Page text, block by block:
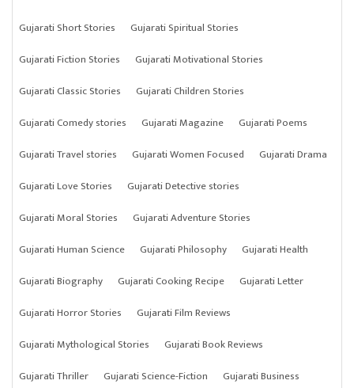
Gujarati Short Stories
Gujarati Spiritual Stories
Gujarati Fiction Stories
Gujarati Motivational Stories
Gujarati Classic Stories
Gujarati Children Stories
Gujarati Comedy stories
Gujarati Magazine
Gujarati Poems
Gujarati Travel stories
Gujarati Women Focused
Gujarati Drama
Gujarati Love Stories
Gujarati Detective stories
Gujarati Moral Stories
Gujarati Adventure Stories
Gujarati Human Science
Gujarati Philosophy
Gujarati Health
Gujarati Biography
Gujarati Cooking Recipe
Gujarati Letter
Gujarati Horror Stories
Gujarati Film Reviews
Gujarati Mythological Stories
Gujarati Book Reviews
Gujarati Thriller
Gujarati Science-Fiction Gujarati Business